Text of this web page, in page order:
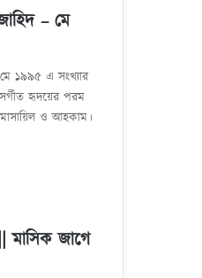
– মে
১৯৯৫ এ সংখ্যার
হৃদয়ের পরম
ও আহকাম।
মাসিক জাগে